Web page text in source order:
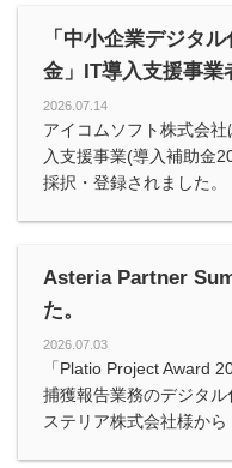
「中小企業デジタ
金」IT導入支援事業
2026.07.14
アイコムソフト株式会
入支援事業(導入補助金
採択・登録されました
Asteria Partner
た。
2026.07.03
「Platio Project Award
捕獲報告業務のデジタ
ステリア株式会社様か